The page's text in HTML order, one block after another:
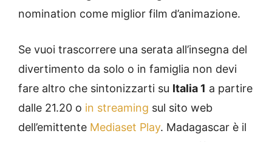
nomination come miglior film d’animazione.
Se vuoi trascorrere una serata all’insegna del
divertimento da solo o in famiglia non devi
fare altro che sintonizzarti su Italia 1 a partire
dalle 21.20 o in streaming sul sito web
dell’emittente Mediaset Play. Madagascar è il